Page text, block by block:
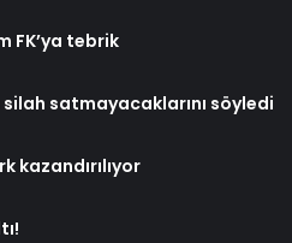
FK’ya tebrik
silah satmayacaklarını söyledi
kazandırılıyor